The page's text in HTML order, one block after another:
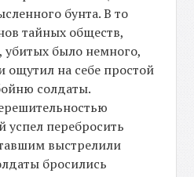
бунта. В то
тайных обществ,
убитых было немного,
ощутил на себе простой
солдаты.
перебросить
выстрелили
бросились